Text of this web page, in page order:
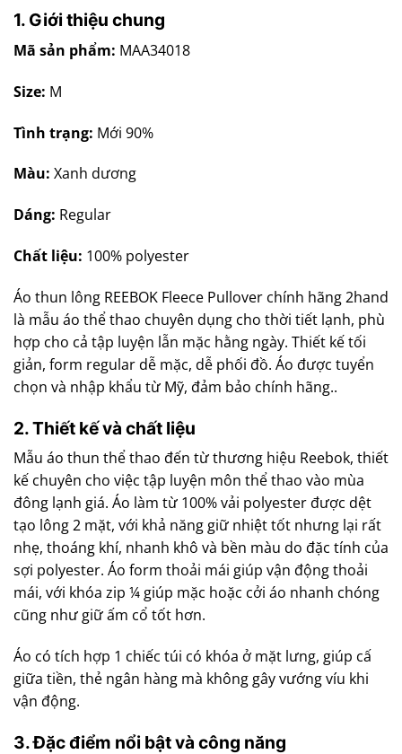
1. Giới thiệu chung
Mã sản phẩm: MAA34018
Size: M
Tình trạng: Mới 90%
Màu: Xanh dương
Dáng: Regular
Chất liệu: 100% polyester
Áo thun lông REEBOK Fleece Pullover chính hãng 2hand
là mẫu áo thể thao chuyên dụng cho thời tiết lạnh, phù
hợp cho cả tập luyện lẫn mặc hằng ngày. Thiết kế tối
giản, form regular dễ mặc, dễ phối đồ. Áo được tuyển
chọn và nhập khẩu từ Mỹ, đảm bảo chính hãng..
2. Thiết kế và chất liệu
Mẫu áo thun thể thao đến từ thương hiệu Reebok, thiết
kế chuyên cho việc tập luyện môn thể thao vào mùa
đông lạnh giá. Áo làm từ 100% vải polyester được dệt
tạo lông 2 mặt, với khả năng giữ nhiệt tốt nhưng lại rất
nhẹ, thoáng khí, nhanh khô và bền màu do đặc tính của
sợi polyester. Áo form thoải mái giúp vận động thoải
mái, với khóa zip ¼ giúp mặc hoặc cởi áo nhanh chóng
cũng như giữ ấm cổ tốt hơn.
Áo có tích hợp 1 chiếc túi có khóa ở mặt lưng, giúp cấ
giữa tiền, thẻ ngân hàng mà không gây vướng víu khi
vận động.
3. Đặc điểm nổi bật và công năng